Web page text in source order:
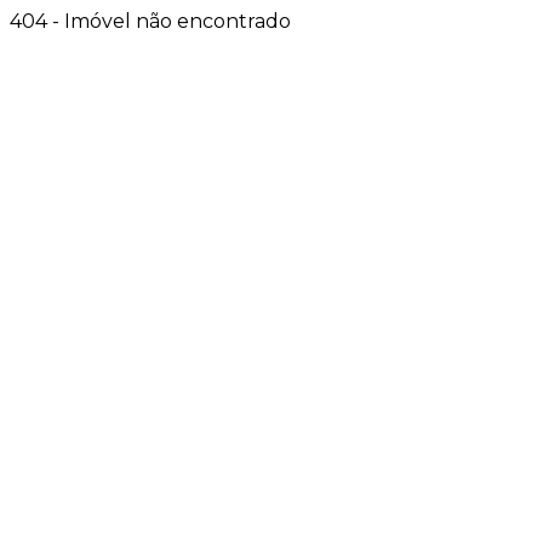
404 - Imóvel não encontrado